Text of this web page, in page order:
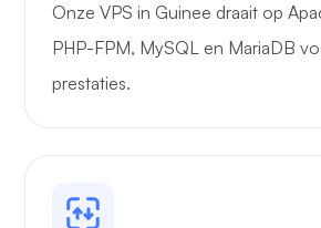
Onze VPS in Guinee draait op
PHP-FPM, MySQL en MariaDB
prestaties.